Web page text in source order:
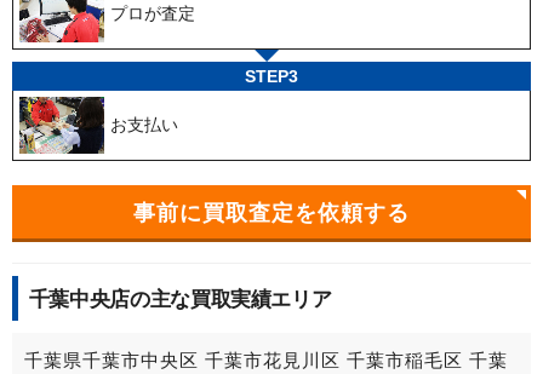
プロが査定
STEP3
お支払い
事前に買取査定を依頼する
千葉中央店の主な買取実績エリア
千葉県千葉市中央区 千葉市花見川区 千葉市稲毛区 千葉